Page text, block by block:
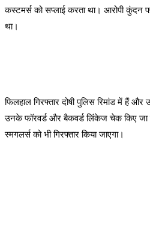
कस्टमर्स को सप्लाई करता था। आरोपी कुंदन
था।
फिलहाल गिरफ्तार दोषी पुलिस रिमांड में हैं
उनके फॉरवर्ड और बैकवर्ड लिंकेज चेक किए
स्मगलर्स को भी गिरफ्तार किया जाएगा।